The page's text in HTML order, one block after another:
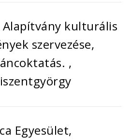
Alapítvány kulturális
szervezése,
,
Egyesület,